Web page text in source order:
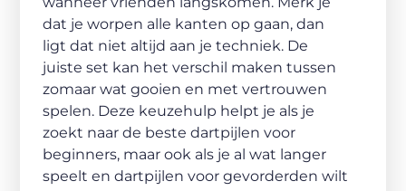
dat je worpen alle kanten op gaan, dan
ligt dat niet altijd aan je techniek. De
juiste set kan het verschil maken tussen
zomaar wat gooien en met vertrouwen
spelen. Deze keuzehulp helpt je als je
zoekt naar de beste dartpijlen voor
beginners, maar ook als je al wat langer
speelt en dartpijlen voor gevorderden wilt